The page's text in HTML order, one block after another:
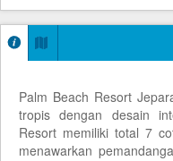
Palm Beach Resort
tropis dengan desain
Resort memiliki total 7
menawarkan